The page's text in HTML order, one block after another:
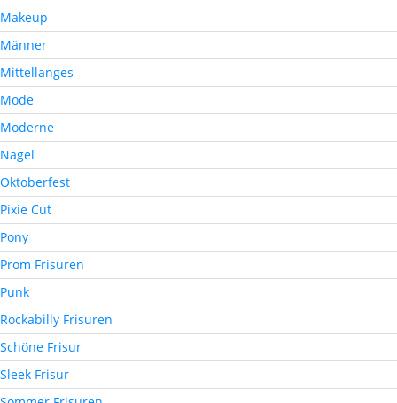
Makeup
Männer
Mittellanges
Mode
Moderne
Nägel
Oktoberfest
Pixie Cut
Pony
Prom Frisuren
Punk
Rockabilly Frisuren
Schöne Frisur
Sleek Frisur